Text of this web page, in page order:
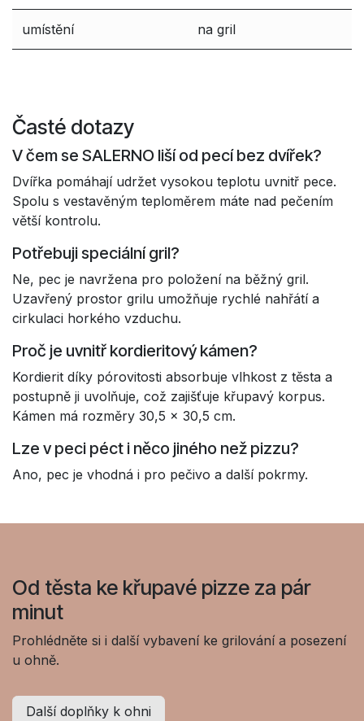
umístění na gril
Časté dotazy
V čem se SALERNO liší od pecí bez dvířek?
Dvířka pomáhají udržet vysokou teplotu uvnitř pece.
Spolu s vestavěným teploměrem máte nad pečením
větší kontrolu.
Potřebuji speciální gril?
Ne, pec je navržena pro položení na běžný gril.
Uzavřený prostor grilu umožňuje rychlé nahřátí a
cirkulaci horkého vzduchu.
Proč je uvnitř kordieritový kámen?
Kordierit díky pórovitosti absorbuje vlhkost z těsta a
postupně ji uvolňuje, což zajišťuje křupavý korpus.
Kámen má rozměry 30,5 x 30,5 cm.
Lze v peci péct i něco jiného než pizzu?
Ano, pec je vhodná i pro pečivo a další pokrmy.
Od těsta ke křupavé pizze za pár
minut
Prohlédněte si i další vybavení ke grilování a posezení
u ohně.
Další doplňky k ohni